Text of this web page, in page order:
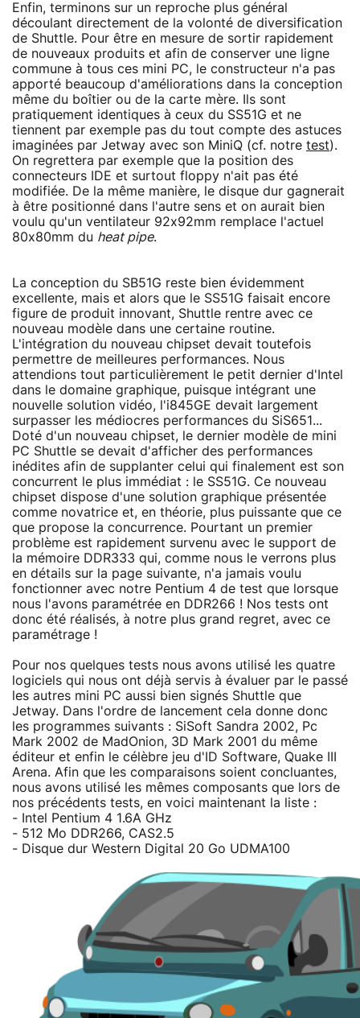
Enfin, terminons sur un reproche plus général
découlant directement de la volonté de diversification
de Shuttle. Pour être en mesure de sortir rapidement
de nouveaux produits et afin de conserver une ligne
commune à tous ces mini PC, le constructeur n'a pas
apporté beaucoup d'améliorations dans la conception
même du boîtier ou de la carte mère. Ils sont
pratiquement identiques à ceux du SS51G et ne
tiennent par exemple pas du tout compte des astuces
imaginées par Jetway avec son MiniQ (cf. notre test).
On regrettera par exemple que la position des
connecteurs IDE et surtout floppy n'ait pas été
modifiée. De la même manière, le disque dur gagnerait
à être positionné dans l'autre sens et on aurait bien
voulu qu'un ventilateur 92x92mm remplace l'actuel
80x80mm du heat pipe.
La conception du SB51G reste bien évidemment
excellente, mais et alors que le SS51G faisait encore
figure de produit innovant, Shuttle rentre avec ce
nouveau modèle dans une certaine routine.
L'intégration du nouveau chipset devait toutefois
permettre de meilleures performances. Nous
attendions tout particulièrement le petit dernier d'Intel
dans le domaine graphique, puisque intégrant une
nouvelle solution vidéo, l'i845GE devait largement
surpasser les médiocres performances du SiS651...
Doté d'un nouveau chipset, le dernier modèle de mini
PC Shuttle se devait d'afficher des performances
inédites afin de supplanter celui qui finalement est son
concurrent le plus immédiat : le SS51G. Ce nouveau
chipset dispose d'une solution graphique présentée
comme novatrice et, en théorie, plus puissante que ce
que propose la concurrence. Pourtant un premier
problème est rapidement survenu avec le support de
la mémoire DDR333 qui, comme nous le verrons plus
en détails sur la page suivante, n'a jamais voulu
fonctionner avec notre Pentium 4 de test que lorsque
nous l'avons paramétrée en DDR266 ! Nos tests ont
donc été réalisés, à notre plus grand regret, avec ce
paramétrage !
Pour nos quelques tests nous avons utilisé les quatre
logiciels qui nous ont déjà servis à évaluer par le passé
les autres mini PC aussi bien signés Shuttle que
Jetway. Dans l'ordre de lancement cela donne donc
les programmes suivants : SiSoft Sandra 2002, Pc
Mark 2002 de MadOnion, 3D Mark 2001 du même
éditeur et enfin le célèbre jeu d'ID Software, Quake III
Arena. Afin que les comparaisons soient concluantes,
nous avons utilisé les mêmes composants que lors de
nos précédents tests, en voici maintenant la liste :
- Intel Pentium 4 1.6A GHz
- 512 Mo DDR266, CAS2.5
- Disque dur Western Digital 20 Go UDMA100